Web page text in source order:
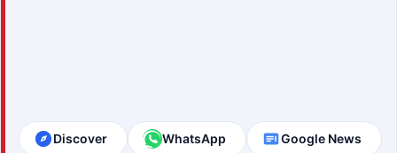
Discover WhatsApp Google News